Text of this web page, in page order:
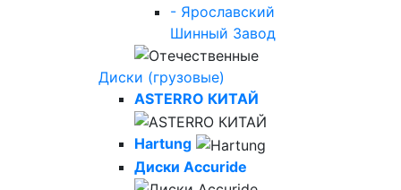
- Ярославский
Шинный Завод
Диски (грузовые)
ASTERRO КИТАЙ
Hartung
Диски Accuride